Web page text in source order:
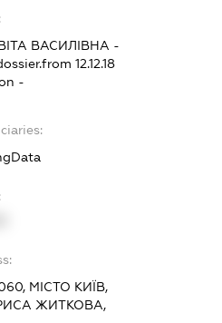
ВАСИЛІВНА -
12.12.18
-
МІСТО КИЇВ,
ЖИТКОВА,